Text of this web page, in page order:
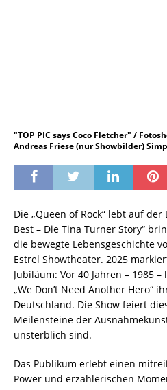
"TOP PIC says Coco Fletcher" /
Andreas Friese (nur Showbilder)
Die „Queen of Rock“ lebt auf
Best – Die Tina Turner Story“
die bewegte Lebensgeschichte
Estrel Showtheater. 2025
Jubiläum: Vor 40 Jahren – 1985
„We Don’t Need Another Hero“
Deutschland. Die Show feiert
Meilensteine der
unsterblich sind.
Das Publikum erlebt einen
Power und erzählerischen